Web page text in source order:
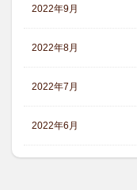
2022年9月
2022年8月
2022年7月
2022年6月